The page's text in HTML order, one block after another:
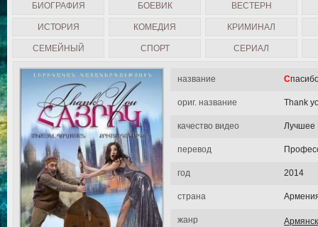
название
ориг. название Thank
качество видео Лучшее
перевод
год 2014
страна
жанр
БИОГРАФИЯ БОЕВИК ВЕСТЕРН
ИСТОРИЯ КОМЕДИЯ КРИМИНАЛ
СЕМЕЙНЫЙ СПОРТ СЕРИАЛ